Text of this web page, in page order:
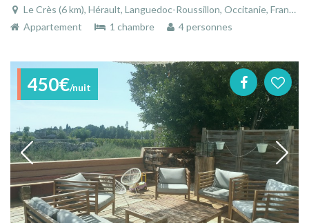
Le Crès (6 km), Hérault, Languedoc-Roussillon, Occitanie, France
Appartement
1 chambre 4 personnes
450€/nuit